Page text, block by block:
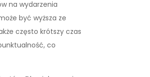
na wydarzenia
być wyższa ze
często krótszy czas
co